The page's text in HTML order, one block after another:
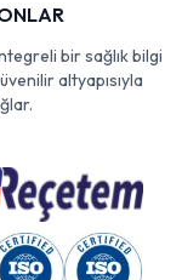
bir sağlık bilgi
altyapısıyla